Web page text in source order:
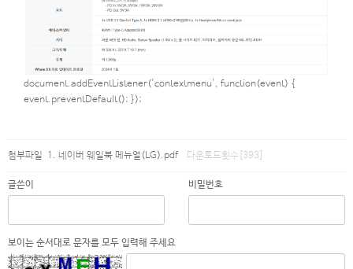
document.addEventListener('contextmenu', function(event) {
event.preventDefault(); });
첨부파일 네이버 웨일북 메뉴얼(LG).pdf 다운로드횟수[393]
글쓴이 비밀번호
보이는 순서대로 문자를 모두 입력해 주세요